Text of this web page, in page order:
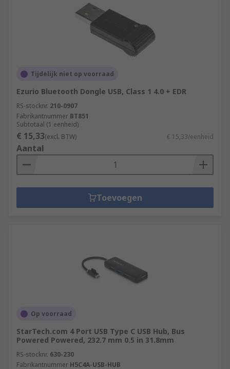
Tijdelijk niet op voorraad
Ezurio Bluetooth Dongle USB, Class 1 4.0 + EDR
RS-stocknr. 210-0907
Fabrikantnummer BT851
Subtotaal (1 eenheid)
€ 15,33(excl. BTW) € 15,33/eenheid
Aantal
Toevoegen
Op voorraad
StarTech.com 4 Port USB Type C USB Hub, Bus
Powered Powered, 232.7 mm 0.5 in 31.8mm
RS-stocknr. 630-230
Fabrikantnummer H5C4A-USB-HUB